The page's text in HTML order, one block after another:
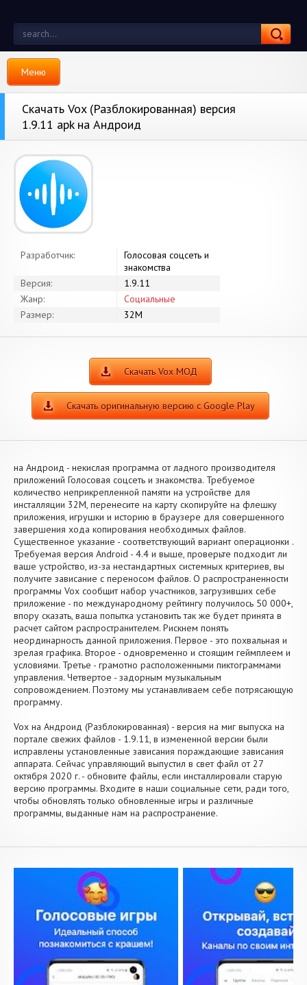
Меню
Скачать Vox (Разблокированная) версия
1.9.11 apk на Андроид
Разработчик:
Голосовая соцсеть и
знакомства
Версия:
1.9.11
Жанр:
Социальные
Размер:
32M
Скачать Vox МОД
Скачать оригинальную версию с Google Play
на Андроид - некислая программа от ладного производителя
приложений Голосовая соцсеть и знакомства. Требуемое
количество неприкрепленной памяти на устройстве для
инсталляции 32M, перенесите на карту скопируйте на флешку
приложения, игрушки и историю в браузере для совершенного
завершения хода копирования необходимых файлов.
Существенное указание - соответствующий вариант операционки .
Требуемая версия Android - 4.4 и выше, проверьте подходит ли
ваше устройство, из-за нестандартных системных критериев, вы
получите зависание с переносом файлов. О распространенности
программы Vox сообщит набор участников, загрузивших себе
приложение - по международному рейтингу получилось 50 000+,
впору сказать, ваша попытка установить так же будет принята в
расчет сайтом распространителем. Рискнем понять
неординарность данной приложения. Первое - это похвальная и
зрелая графика. Второе - одновременно и стоящим геймплеем и
условиями. Третье - грамотно расположенными пиктограммами
управления. Четвертое - задорным музыкальным
сопровождением. Поэтому мы устанавливаем себе потрясающую
программу.
Vox на Андроид (Разблокированная) - версия на миг выпуска на
портале свежих файлов - 1.9.11, в измененной версии были
исправлены установленные зависания пораждающие зависания
аппарата. Сейчас управляющий выпустил в свет файл от 27
октября 2020 г. - обновите файлы, если инсталлировали старую
версию программы. Входите в наши социальные сети, ради того,
чтобы обновлять только обновленные игры и различные
программы, выданные нам на распространение.